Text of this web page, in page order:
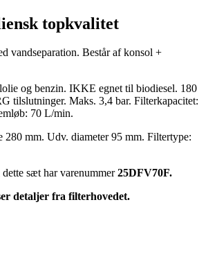
topkvalitet
vandseparation. Består af konsol +
og benzin. IKKE egnet til biodiesel. 180
tilslutninger. Maks. 3,4 bar. Filterkapacitet:
70 L/min.
280 mm. Udv. diameter 95 mm. Filtertype:
sæt har varenummer25DFV70F.
detaljer fra filterhovedet.